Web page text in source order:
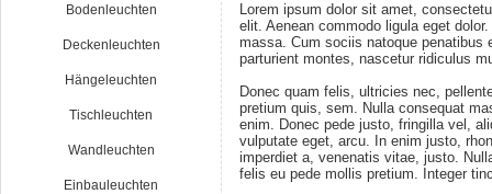
Bodenleuchten
Deckenleuchten
Hängeleuchten
Tischleuchten
Wandleuchten
Einbauleuchten
Lorem ipsum dolor sit amet,
elit. Aenean commodo ligula eget dolor.
massa. Cum sociis natoque penatibus
parturient montes, nascetur ridiculus
Donec quam felis, ultricies nec,
pretium quis, sem. Nulla consequat
enim. Donec pede justo, fringilla vel,
vulputate eget, arcu. In enim justo,
imperdiet a, venenatis vitae, justo.
felis eu pede mollis pretium. Integer